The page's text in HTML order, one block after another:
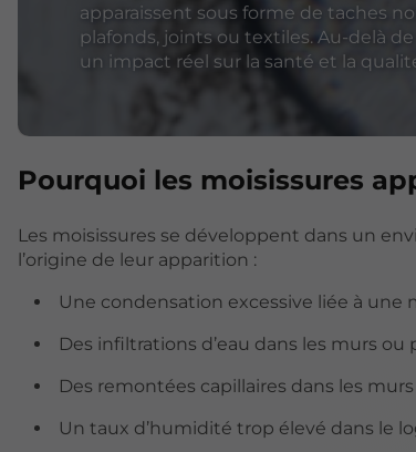
apparaissent sous forme de taches
plafonds, joints ou textiles. Au-delà
un impact réel sur la santé et la
Pourquoi les moisissures
Les moisissures se développent dans un
l’origine de leur apparition :
Une condensation excessive liée à une
Des infiltrations d’eau dans les murs ou
Des remontées capillaires dans les
Un taux d’humidité trop élevé dans le